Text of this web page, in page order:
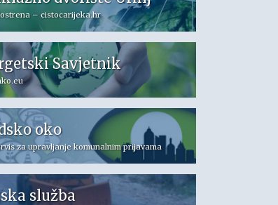
– cistocarijeka.hr
Savjetnik
oko
za upravljanje komunalnim prijavama
služba